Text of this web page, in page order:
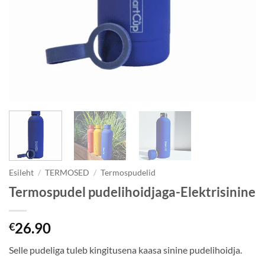
Esileht / TERMOSED / Termospudelid
Termospudel pudelihoidjaga-Elektrisinine
€26.90
Selle pudeliga tuleb kingitusena kaasa sinine pudelihoidja.